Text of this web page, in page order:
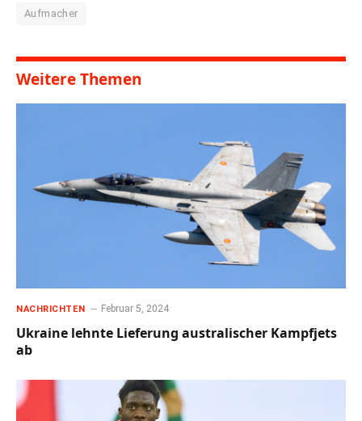
Aufmacher
Weitere Themen
NACHRICHTEN Februar 5, 2024
Ukraine lehnte Lieferung australischer Kampfjets
ab